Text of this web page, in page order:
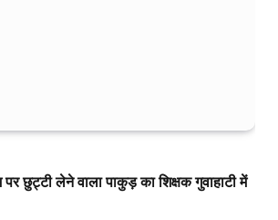
छुट्टी लेने वाला पाकुड़ का शिक्षक गुवाहाटी में